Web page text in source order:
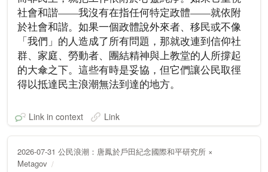
社會和諧——我沒有在指任何特定政體——就依附
於社會和諧。如果一個政體說外來者、移民或不像
「我們」的人造成了所有問題，那就改連到信仰社
群、家庭、勞動者、團結精神與上教堂的人所撐起
的大傘之下。這些有時是妥協，但它們讓公民取徑
得以抵達民主浪潮無法到達的地方。
Link in context Link
2026-07-31 公民浪潮：唐鳳於戶田紀念國際和平研究所 ×
Metagov